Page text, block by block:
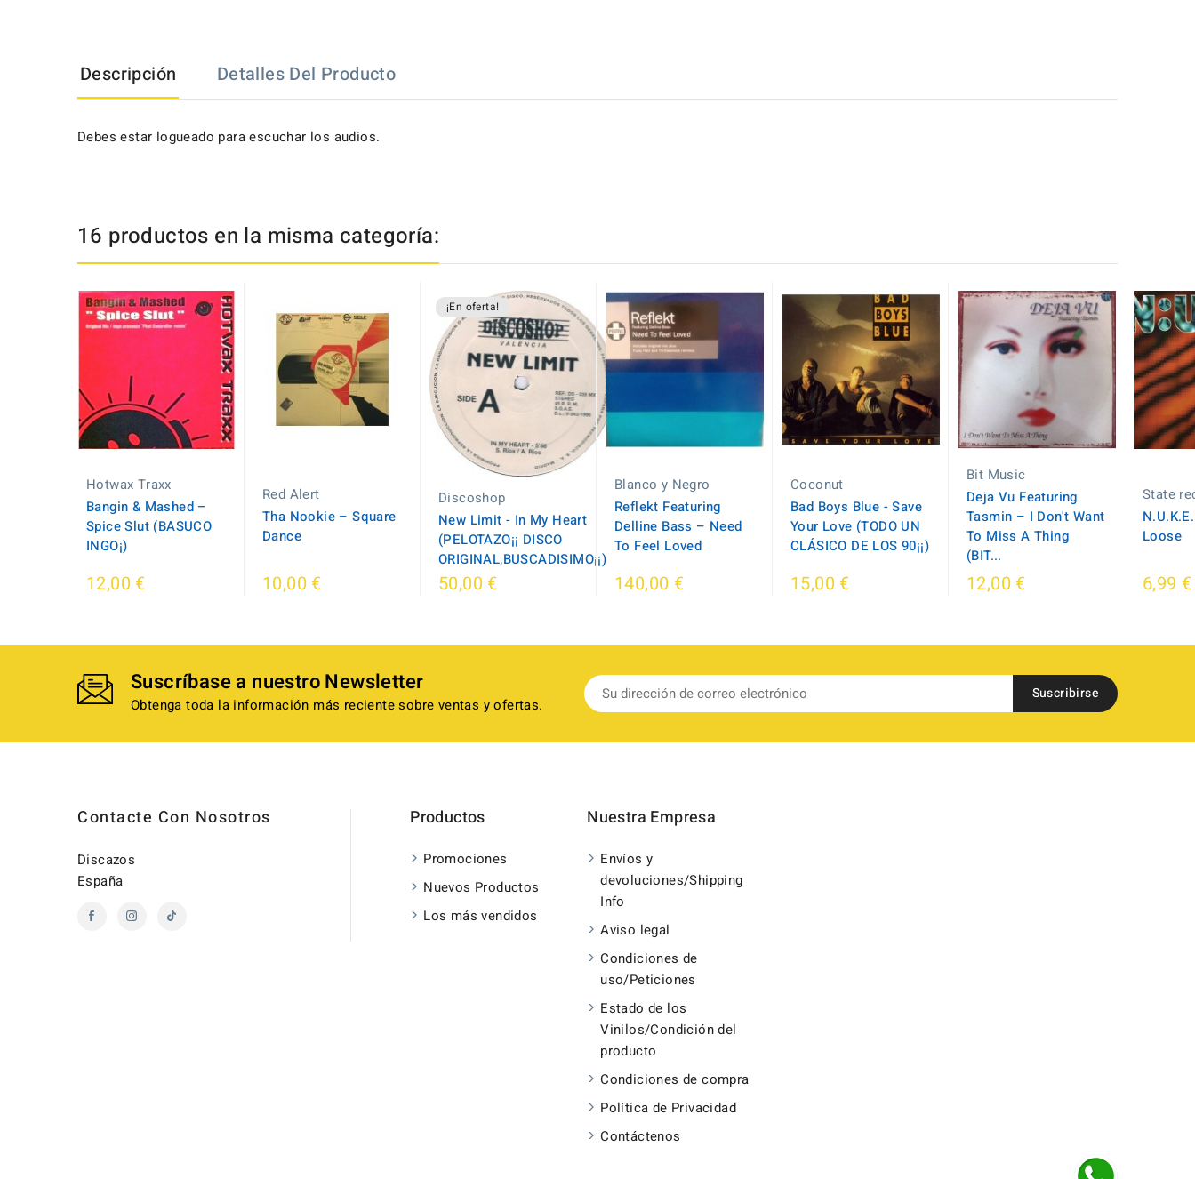
Descripción Detalles Del Producto
Debes estar logueado para escuchar los audios.
16 productos en la misma categoría:
Hotwax Traxx
Bangin & Mashed ‎–
Spice Slut (BASUCO
INGO¡)
12,00 €
Red Alert
Tha Nookie ‎– Square
Dance
10,00 €
¡En oferta!
Discoshop
New Limit - In My Heart
(PELOTAZO¡¡ DISCO
ORIGINAL,BUSCADISIMO¡¡)
50,00 €
Blanco y Negro
Reflekt Featuring
Delline Bass ‎– Need
To Feel Loved
140,00 €
Coconut
Bad Boys Blue - Save
Your Love (TODO UN
CLÁSICO DE LOS 90¡¡)
15,00 €
Bit Music
Deja Vu Featuring
Tasmin – I Don't Want
To Miss A Thing
(BIT...
12,00 €
State
Loose
6,99 €
Suscríbase a nuestro Newsletter
Obtenga toda la información más reciente sobre ventas y ofertas.
Contacte Con Nosotros
Discazos
España
Productos
Promociones
Nuevos Productos
Los más vendidos
Nuestra Empresa
Envíos y
devoluciones/Shipping
Info
Aviso legal
Condiciones de
uso/Peticiones
Estado de los
Vinilos/Condición del
producto
Condiciones de compra
Política de Privacidad
Contáctenos